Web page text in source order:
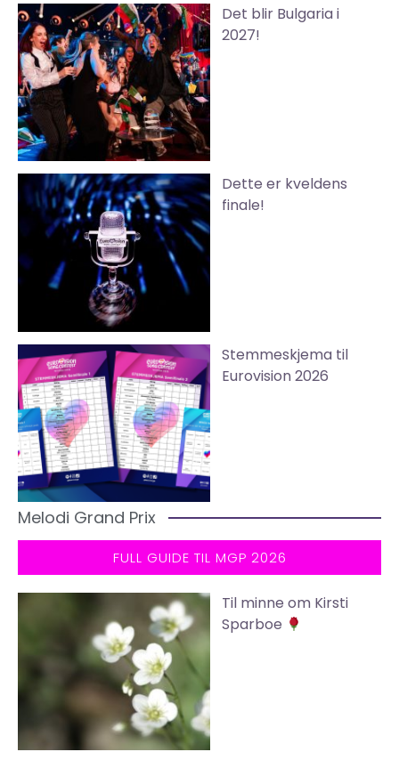
Det blir Bulgaria i
2027!
Dette er kveldens
finale!
Stemmeskjema til
Eurovision 2026
Melodi Grand Prix
FULL GUIDE TIL MGP 2026
Til minne om Kirsti
Sparboe